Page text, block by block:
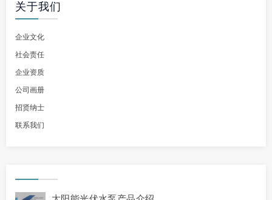
关于我们
企业文化
社会责任
企业资质
公司画册
招贤纳士
联系我们